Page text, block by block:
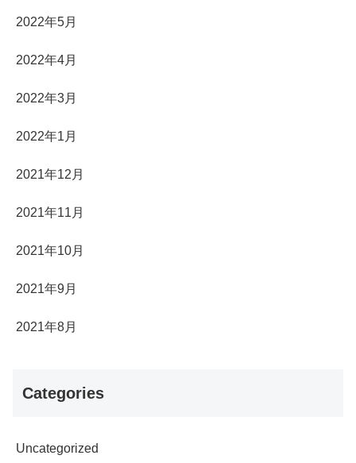
2022年5月
2022年4月
2022年3月
2022年1月
2021年12月
2021年11月
2021年10月
2021年9月
2021年8月
Categories
Uncategorized